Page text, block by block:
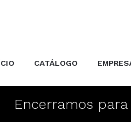
CATÁLOGO
Encerramos